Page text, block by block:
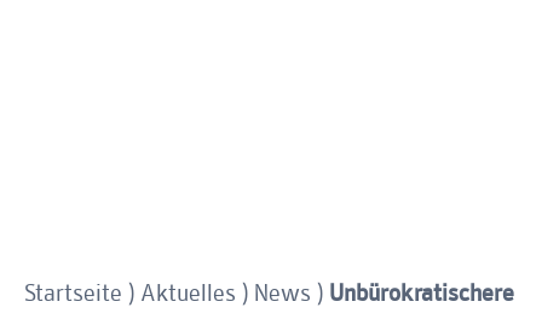
Startseite ) Aktuelles ) News ) Unbürokratischere